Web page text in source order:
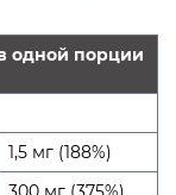
одной порции
1,5 мг (188%)